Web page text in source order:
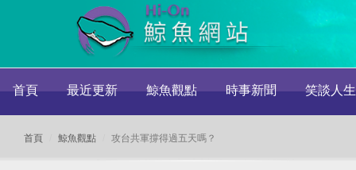
首頁 最近更新 鯨魚觀點 時事新聞 笑談人生
首頁 鯨魚觀點 攻台共軍撐得過五天嗎？